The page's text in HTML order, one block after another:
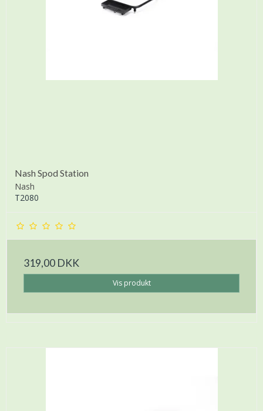
Nash Spod Station
Nash
T2080
319,00 DKK
Vis produkt